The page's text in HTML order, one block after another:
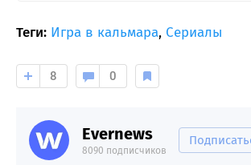
Теги: Игра в кальмара, Сериалы
8 0
Evernews
8090 подписчиков